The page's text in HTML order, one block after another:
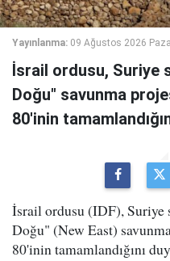
Yayınlanma: 09 Ağustos 2026
İsrail ordusu, Suriye
Doğu" savunma
80'inin
İsrail ordusu (IDF), Suriye
Doğu" (New East)
80'inin tamamlandığını